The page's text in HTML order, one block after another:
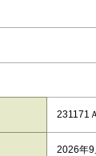
231171
2026年